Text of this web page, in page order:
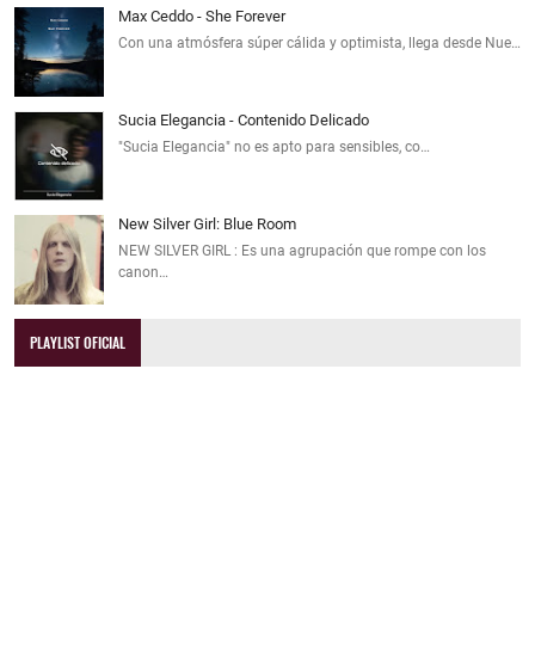
Max Ceddo - She Forever
Con una atmósfera súper cálida y optimista, llega desde Nue…
Sucia Elegancia - Contenido Delicado
"Sucia Elegancia" no es apto para sensibles, co…
New Silver Girl: Blue Room
NEW SILVER GIRL : Es una agrupación que rompe con los
canon…
PLAYLIST OFICIAL